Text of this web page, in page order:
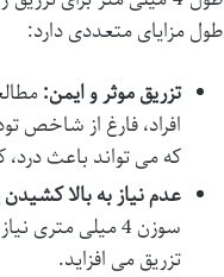
طول مزایای متعددی دارد:
تزریق موثر و ایمن:
که می تواند باعث
عدم نیاز به بالا
سوزن 4 میلی
تزریق می افزاید.